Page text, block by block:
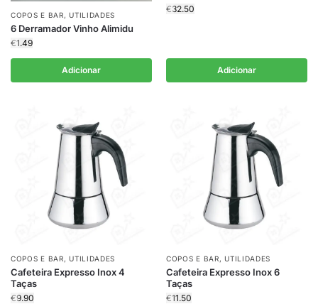
COPOS E BAR,UTILIDADES
6 Derramador Vinho Alimidu
€1.49
Adicionar
€32.50
Adicionar
COPOS E BAR,UTILIDADES
Cafeteira Expresso Inox 4
Taças
€9.90
COPOS E BAR,UTILIDADES
Cafeteira Expresso Inox 6
Taças
€11.50